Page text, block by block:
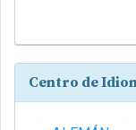
Centro de